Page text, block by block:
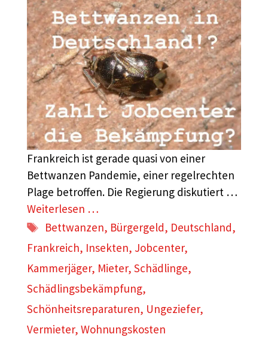
Frankreich ist gerade quasi von einer
Bettwanzen Pandemie, einer regelrechten
Plage betroffen. Die Regierung diskutiert …
Weiterlesen …
Schlagwörter
Bettwanzen, Bürgergeld, Deutschland,
Frankreich, Insekten, Jobcenter,
Kammerjäger, Mieter, Schädlinge,
Schädlingsbekämpfung,
Schönheitsreparaturen, Ungeziefer,
Vermieter, Wohnungskosten